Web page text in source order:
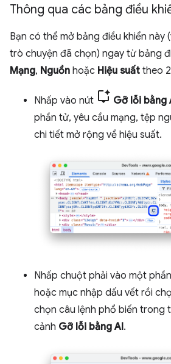
Thông qua các bảng điều
Bạn có thể mở bảng điều khiển này
trò chuyện đã chọn) ngay từ bảng
Mạng, Nguồn hoặc Hiệu suất theo
Nhấp vào nút Gỡ lỗi bằng
phần tử, yêu cầu mạng, tệp
chi tiết mở rộng về hiệu suất.
Nhấp chuột phải vào một
hoặc mục nhập dấu vết rồi
chọn câu lệnh phổ biến trong
cảnh Gỡ lỗi bằng AI.